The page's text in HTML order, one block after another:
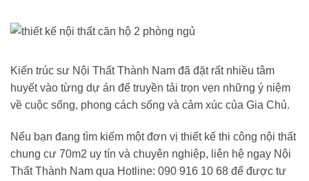
Kiến trúc sư Nội Thất Thành Nam đã đặt rất nhiều tâm
huyết vào từng dự án để truyền tải trọn vẹn những ý niệm
về cuộc sống, phong cách sống và cảm xúc của Gia Chủ.
Nếu bạn đang tìm kiếm một đơn vị thiết kế thi công nội thất
chung cư 70m2 uy tín và chuyên nghiệp, liên hệ ngay Nội
Thất Thành Nam qua Hotline: 090 916 10 68 để được tư